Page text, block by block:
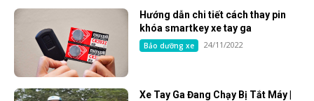
Hướng dẫn chi tiết cách thay pin
khóa smartkey xe tay ga
Bảo dưỡng xe 24/11/2022
Xe Tay Ga Đang Chạy Bị Tắt Máy |